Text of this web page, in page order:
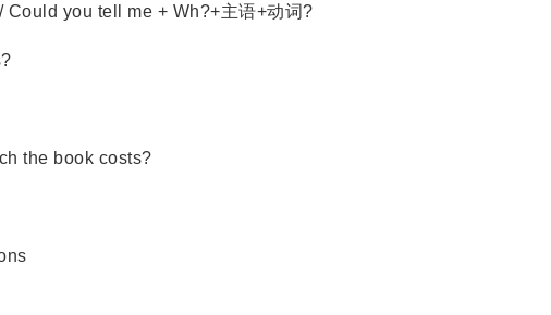
you tell me + Wh?+主语+动词?
the book costs?